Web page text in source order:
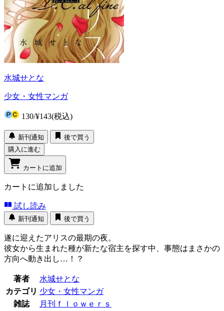
水城せとな
少女・女性マンガ
130/¥143(税込)
新刊通知
後で買う
購入に進む
カートに追加
カートに追加しました
試し読み
新刊通知 後で買う
遂に迎えたアリスの最期の夜。
彼女から生まれた種が新たな宿主を探す中、事態はまさかの
方向へ動き出し…！？
著者
水城せとな
カテゴリ 少女・女性マンガ
雑誌
月刊ｆｌｏｗｅｒｓ